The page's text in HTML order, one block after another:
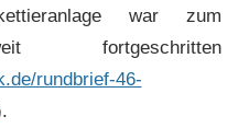
war zum
fortgeschritten
rundbrief-46-